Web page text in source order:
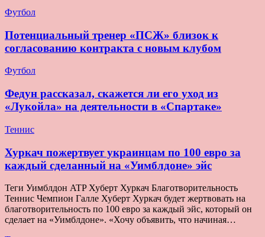
Футбол
Потенциальный тренер «ПСЖ» близок к
согласованию контракта с новым клубом
Футбол
Федун рассказал, скажется ли его уход из
«Лукойла» на деятельности в «Спартаке»
Теннис
Хуркач пожертвует украинцам по 100 евро за
каждый сделанный на «Уимблдоне» эйс
Теги Уимблдон ATP Хуберт Хуркач Благотворительность
Теннис Чемпион Галле Хуберт Хуркач будет жертвовать на
благотворительность по 100 евро за каждый эйс, который он
сделает на «Уимблдоне». «Хочу объявить, что начиная…